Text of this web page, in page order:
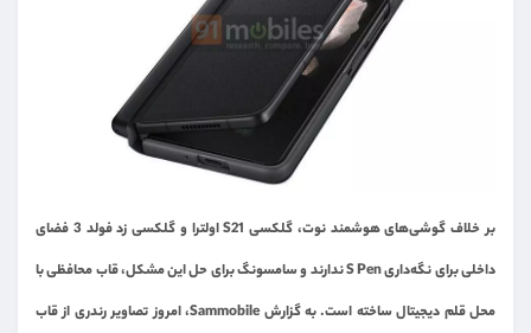
بر خلاف گوشی‌های هوشمند نوت، گلکسی S21 اولترا و گلکسی زد فولد 3 فضای
داخلی برای نگه‌داری S Pen ندارند و سامسونگ برای حل این مشکل، قاب محافظی با
محل قلم دیجیتال ساخته است. به گزارش Sammobile، امروز تصاویر رندری از قاب